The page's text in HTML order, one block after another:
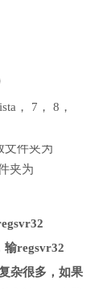
， 7， 8，
文件夹为
夹为
输regsvr32
杂很多，如果